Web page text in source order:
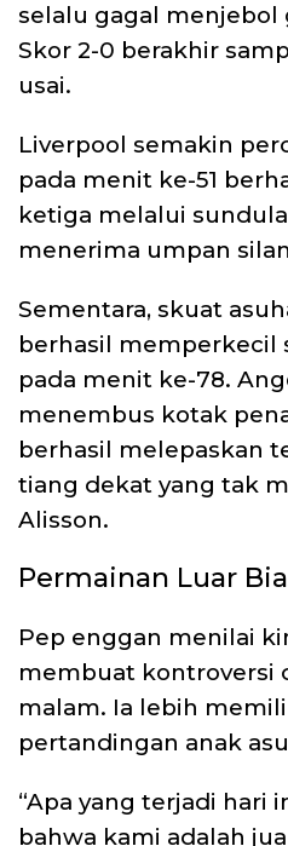
selalu gagal menjebol
Skor 2-0 berakhir
usai.
Liverpool semakin
pada menit ke-51
ketiga melalui
menerima umpan
Sementara, skuat
berhasil memperkecil
pada menit ke-78.
menembus kotak
berhasil melepaskan
tiang dekat yang tak
Alisson.
Permainan Luar
Pep enggan menilai
membuat kontroversi
malam. Ia lebih
pertandingan anak
“Apa yang terjadi hari
bahwa kami adalah